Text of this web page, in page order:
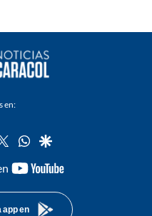
en:
twitterwhatsapp
google
youtube-
en